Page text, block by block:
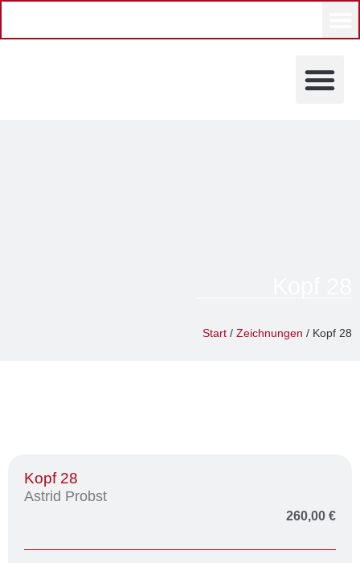
Start / Zeichnungen / Kopf 28
Kopf 28
Astrid Probst
260,00 €